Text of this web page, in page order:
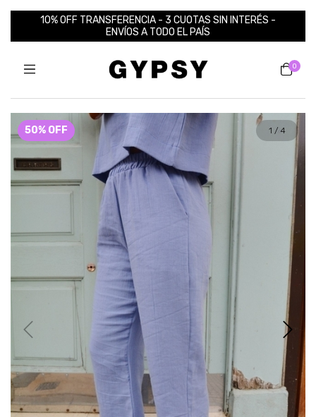
10% OFF TRANSFERENCIA - 3 CUOTAS SIN INTERÉS -
ENVÍOS A TODO EL PAÍS
0
50% OFF 1 / 4